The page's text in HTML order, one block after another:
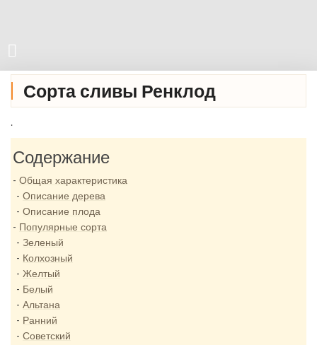
Сорта сливы Ренклод
.
Содержание
Общая характеристика
Описание дерева
Описание плода
Популярные сорта
Зеленый
Колхозный
Желтый
Белый
Альтана
Ранний
Советский